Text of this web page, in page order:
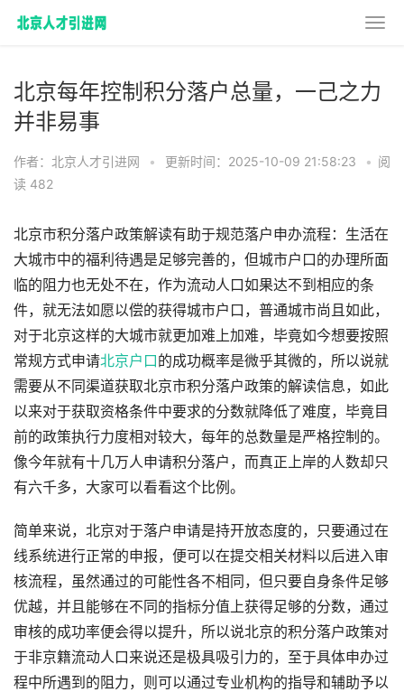
北京每年控制积分落户总量，一己之力
并非易事
作者：北京人才引进网 • 更新时间：2025-10-09 21:58:23 • 阅
读 482
北京市积分落户政策解读有助于规范落户申办流程：生活在
大城市中的福利待遇是足够完善的，但城市户口的办理所面
临的阻力也无处不在，作为流动人口如果达不到相应的条
件，就无法如愿以偿的获得城市户口，普通城市尚且如此，
对于北京这样的大城市就更加难上加难，毕竟如今想要按照
常规方式申请北京户口的成功概率是微乎其微的，所以说就
需要从不同渠道获取北京市积分落户政策的解读信息，如此
以来对于获取资格条件中要求的分数就降低了难度，毕竟目
前的政策执行力度相对较大，每年的总数量是严格控制的。
像今年就有十几万人申请积分落户，而真正上岸的人数却只
有六千多，大家可以看看这个比例。
简单来说，北京对于落户申请是持开放态度的，只要通过在
线系统进行正常的申报，便可以在提交相关材料以后进入审
核流程，虽然通过的可能性各不相同，但只要自身条件足够
优越，并且能够在不同的指标分值上获得足够的分数，通过
审核的成功率便会得以提升，所以说北京的积分落户政策对
于非京籍流动人口来说还是极具吸引力的，至于具体申办过
程中所遇到的阻力，则可以通过专业机构的指导和辅助予以